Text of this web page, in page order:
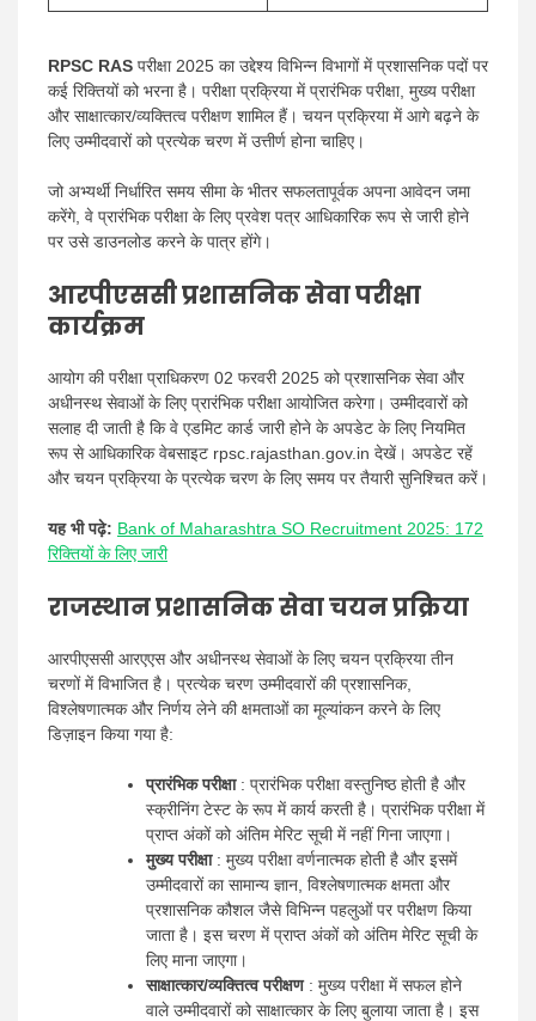
RPSC RAS ​​परीक्षा 2025 का उद्देश्य विभिन्न विभागों में प्रशासनिक पदों पर
कई रिक्तियों को भरना है। परीक्षा प्रक्रिया में प्रारंभिक परीक्षा, मुख्य परीक्षा
और साक्षात्कार/व्यक्तित्व परीक्षण शामिल हैं। चयन प्रक्रिया में आगे बढ़ने के
लिए उम्मीदवारों को प्रत्येक चरण में उत्तीर्ण होना चाहिए।
जो अभ्यर्थी निर्धारित समय सीमा के भीतर सफलतापूर्वक अपना आवेदन जमा
करेंगे, वे प्रारंभिक परीक्षा के लिए प्रवेश पत्र आधिकारिक रूप से जारी होने
पर उसे डाउनलोड करने के पात्र होंगे।
आरपीएससी प्रशासनिक सेवा परीक्षा
कार्यक्रम
आयोग की परीक्षा प्राधिकरण 02 फरवरी 2025 को प्रशासनिक सेवा और
अधीनस्थ सेवाओं के लिए प्रारंभिक परीक्षा आयोजित करेगा। उम्मीदवारों को
सलाह दी जाती है कि वे एडमिट कार्ड जारी होने के अपडेट के लिए नियमित
रूप से आधिकारिक वेबसाइट rpsc.rajasthan.gov.in देखें। अपडेट रहें
और चयन प्रक्रिया के प्रत्येक चरण के लिए समय पर तैयारी सुनिश्चित करें।
यह भी पढ़े: Bank of Maharashtra SO Recruitment 2025: 172
रिक्तियों के लिए जारी
राजस्थान प्रशासनिक सेवा चयन प्रक्रिया
आरपीएससी आरएएस और अधीनस्थ सेवाओं के लिए चयन प्रक्रिया तीन
चरणों में विभाजित है। प्रत्येक चरण उम्मीदवारों की प्रशासनिक,
विश्लेषणात्मक और निर्णय लेने की क्षमताओं का मूल्यांकन करने के लिए
डिज़ाइन किया गया है:
प्रारंभिक परीक्षा: प्रारंभिक परीक्षा वस्तुनिष्ठ होती है और
स्क्रीनिंग टेस्ट के रूप में कार्य करती है। प्रारंभिक परीक्षा में
प्राप्त अंकों को अंतिम मेरिट सूची में नहीं गिना जाएगा।
मुख्य परीक्षा: मुख्य परीक्षा वर्णनात्मक होती है और इसमें
उम्मीदवारों का सामान्य ज्ञान, विश्लेषणात्मक क्षमता और
प्रशासनिक कौशल जैसे विभिन्न पहलुओं पर परीक्षण किया
जाता है। इस चरण में प्राप्त अंकों को अंतिम मेरिट सूची के
लिए माना जाएगा।
साक्षात्कार/व्यक्तित्व परीक्षण: मुख्य परीक्षा में सफल होने
वाले उम्मीदवारों को साक्षात्कार के लिए बुलाया जाता है। इस